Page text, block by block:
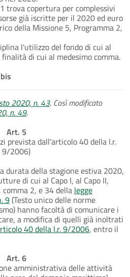
trova copertura per complessivi
già iscritte per il 2020 ed euro
della Missione 5, Programma 2,
l'utilizzo del fondo di cui al
di cui al medesimo comma.
2020, n. 43. Così modificato
n. 49.
Art. 5
prevista dall'articolo 40 della l.r.
9/2006)
durata della stagione estiva 2020,
di cui al Capo I, al Capo II,
2, e 34 della legge
9(Testo unico delle norme
hanno facoltà di comunicare i
a modifica di quelli già inoltrati
40 della l.r. 9/2006, entro il
Art. 6
amministrativa delle attività